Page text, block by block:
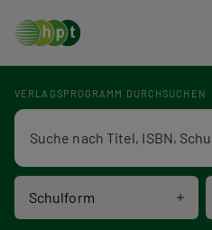
VERLAGSPROGRAMM DURCHSUCHEN
Schulform
Verlagsprogramm Volltextsuche